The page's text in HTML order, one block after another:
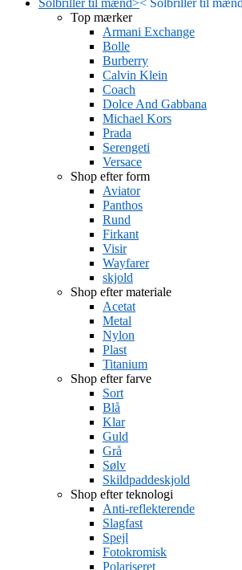
Solbriller til mænd>< Solbriller til mænd
Top mærker
Armani Exchange
Bolle
Burberry
Calvin Klein
Coach
Dolce And Gabbana
Michael Kors
Prada
Serengeti
Versace
Shop efter form
Aviator
Panthos
Rund
Firkant
Visir
Wayfarer
skjold
Shop efter materiale
Acetat
Metal
Nylon
Plast
Titanium
Shop efter farve
Sort
Blå
Klar
Guld
Grå
Sølv
Skildpaddeskjold
Shop efter teknologi
Anti-reflekterende
Slagfast
Spejl
Fotokromisk
Polariseret